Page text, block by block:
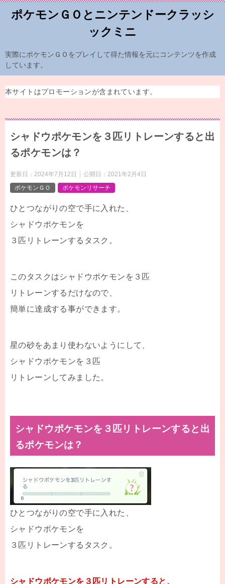
ポケモンＧＯとニンテンドークラッシ
ックミニ
実際にポケモンＧＯをプレイして得た情報を元にコンテンツを作成
しています。
本サイトはプロモーションが含まれています。
シャドウポケモンを３匹リトレーンすると出
るポケモンは？
更新日： 2024年7月12日 公開日： 2021年2月4日
ポケモンＧＯ
ポケモンリサーチ
ひとつながりの空で手に入れた、
シャドウポケモンを
３匹リトレーンするタスク。
このタスクはシャドウポケモンを３匹
リトレーンするだけなので、
簡単に達成する事ができます。
星の砂をあまり使わないようにして、
シャドウポケモンを３匹
リトレーンしてみました。
シャドウポケモンを３匹リトレーンすると出
るポケモンは？
ひとつながりの空で手に入れた、
シャドウポケモンを
３匹リトレーンするタスク。
シャドウポケモンを３匹リトレーンすると、